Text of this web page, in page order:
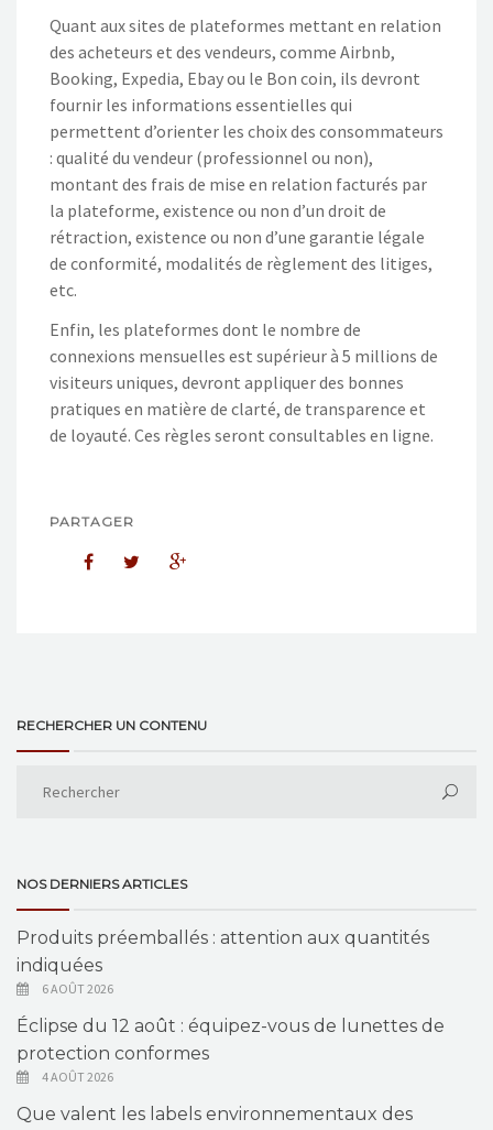
Quant aux sites de plateformes mettant en relation
des acheteurs et des vendeurs, comme Airbnb,
Booking, Expedia, Ebay ou le Bon coin, ils devront
fournir les informations essentielles qui
permettent d’orienter les choix des consommateurs
: qualité du vendeur (professionnel ou non),
montant des frais de mise en relation facturés par
la plateforme, existence ou non d’un droit de
rétraction, existence ou non d’une garantie légale
de conformité, modalités de règlement des litiges,
etc.
Enfin, les plateformes dont le nombre de
connexions mensuelles est supérieur à 5 millions de
visiteurs uniques, devront appliquer des bonnes
pratiques en matière de clarté, de transparence et
de loyauté. Ces règles seront consultables en ligne.
PARTAGER
RECHERCHER UN CONTENU
NOS DERNIERS ARTICLES
Produits préemballés : attention aux quantités
indiquées
6 AOÛT 2026
Éclipse du 12 août : équipez-vous de lunettes de
protection conformes
4 AOÛT 2026
Que valent les labels environnementaux des